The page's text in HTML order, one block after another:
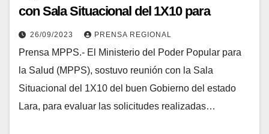
con Sala Situacional del 1X10 para
generar mecanismos de respuestas más
oportunas
26/09/2023 PRENSA REGIONAL
Prensa MPPS.- El Ministerio del Poder Popular para
la Salud (MPPS), sostuvo reunión con la Sala
Situacional del 1X10 del buen Gobierno del estado
Lara, para evaluar las solicitudes realizadas…